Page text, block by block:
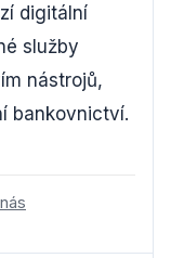
digitální
služby
nástrojů,
bankovnictví.